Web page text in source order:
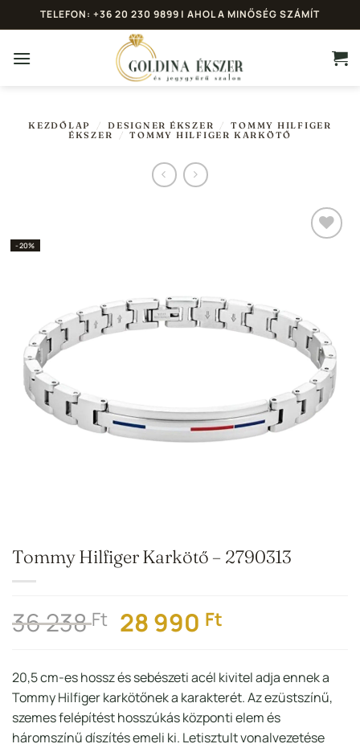
to
content
TELEFON: +36 20 230 9899 | AHOL A MINŐSÉG SZÁMÍT
KEZDŐLAP / DESIGNER ÉKSZER /
TOMMY HILFIGER
ÉKSZER
/ TOMMY HILFIGER KARKÖTŐ
-20%
Tommy Hilfiger Karkötő – 2790313
36 238Ft Original
was:
36
238 Ft.
28 990 Ft
is:
28
990 Ft.
20,5 cm-es hossz és sebészeti acél kivitel adja ennek a
Tommy Hilfiger karkötőnek a karakterét. Az ezüstszínű,
szemes felépítést hosszúkás központi elem és
háromszínű díszítés emeli ki. Letisztult vonalvezetése